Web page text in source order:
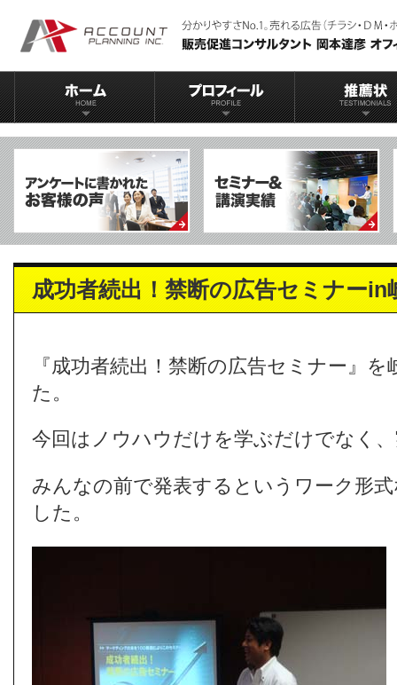
成功者続出！禁断の広告セミナーin
『成功者続出！禁断の広告セミナー』
た。
今回はノウハウだけを学ぶだけでなく
みんなの前で発表するというワーク形
した。